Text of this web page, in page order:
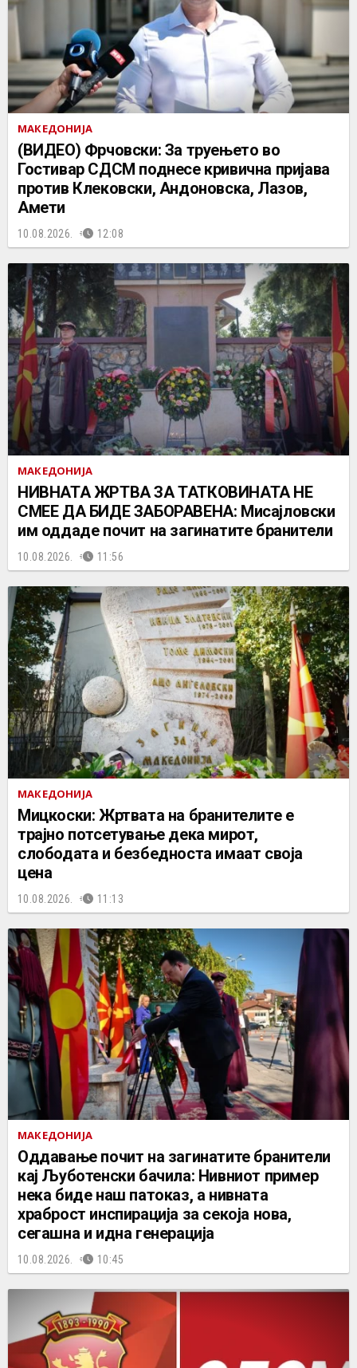
МАКЕДОНИЈА
(ВИДЕО) Фрчовски: За труењето во
Гостивар СДСМ поднесе кривична пријава
против Клековски, Андоновска, Лазов,
Амети
10.08.2026. 12:08
МАКЕДОНИЈА
НИВНАТА ЖРТВА ЗА ТАТКОВИНАТА НЕ
СМЕЕ ДА БИДЕ ЗАБОРАВЕНА: Мисајловски
им оддаде почит на загинатите бранители
10.08.2026. 11:56
МАКЕДОНИЈА
Мицкоски: Жртвата на бранителите е
трајно потсетување дека мирот,
слободата и безбедноста имаат своја
цена
10.08.2026. 11:13
МАКЕДОНИЈА
Оддавање почит на загинатите бранители
кај Љуботенски бачила: Нивниот пример
нека биде наш патоказ, а нивната
храброст инспирација за секоја нова,
сегашна и идна генерација
10.08.2026. 10:45